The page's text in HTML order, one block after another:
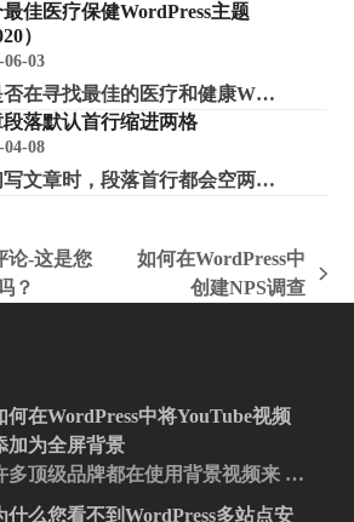
最佳医疗保健WordPress主题
）
06-03
否在寻找最佳的医疗和健康W…
段落默认首行缩进两格
04-08
写文章时，段落首行都会空两…
论-这是您
？
章:
如何在WordPress中
创建NPS调查
何在WordPress中将YouTube视频
加为全屏背景
多顶级品牌都在使用背景视频来 …
什么您看不到WordPress多站点安